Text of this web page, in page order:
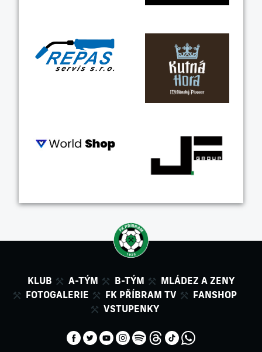
KLUB A-TÝM B-TÝM
MLÁDEZ A ZENY
FOTOGALERIE
FK PŘÍBRAM TV
FANSHOP
VSTUPENKY